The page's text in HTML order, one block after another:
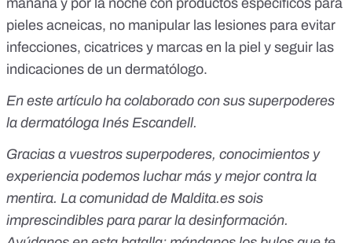
pieles acneicas, no manipular las lesiones para evitar
infecciones, cicatrices y marcas en la piel y seguir las
indicaciones de un dermatólogo.
En este artículo ha colaborado con sus superpoderes
la dermatóloga Inés Escandell.
Gracias a vuestros superpoderes, conocimientos y
experiencia podemos luchar más y mejor contra la
mentira. La comunidad de Maldita.es sois
imprescindibles para parar la desinformación.